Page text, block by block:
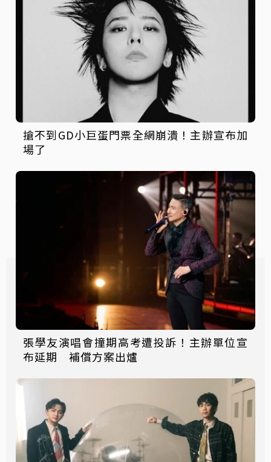
搶不到GD小巨蛋門票全網崩潰！主辦宣布加
場了
張學友演唱會撞期高考遭投訴！主辦單位宣
布延期 補償方案出爐